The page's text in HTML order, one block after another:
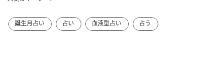
誕生月占い 占い 血液型占い 占う